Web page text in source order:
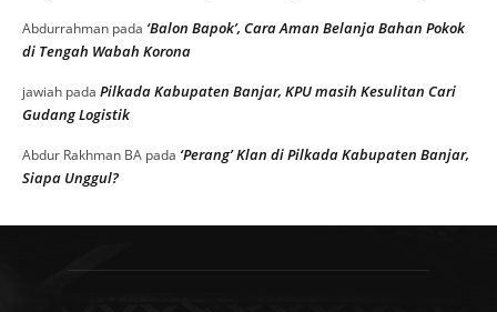
Abdurrahman pada ‘Balon Bapok’, Cara Aman Belanja Bahan Pokok
di Tengah Wabah Korona
jawiah pada Pilkada Kabupaten Banjar, KPU masih Kesulitan Cari
Gudang Logistik
Abdur Rakhman BA pada ‘Perang’ Klan di Pilkada Kabupaten Banjar,
Siapa Unggul?